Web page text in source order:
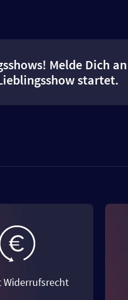
Melde Dich
startet.
Widerrufsrecht